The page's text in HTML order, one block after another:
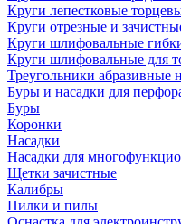
Круги лепестковые
Круги отрезные и
Круги шлифовальные
Круги шлифовальные для
Треугольники абразивные
Буры и насадки для
Буры
Коронки
Насадки
Насадки для
Щетки зачистные
Калибры
Пилки и пилы